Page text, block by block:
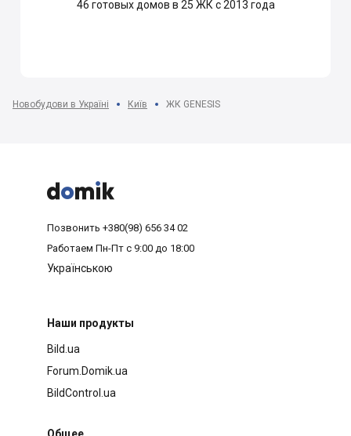
46 готовых домов в 25 ЖК с 2013 года
Новобудови в Україні Київ ЖК GENESIS



Позвонить +380(98) 656 34 02
Работаем Пн-Пт с 9:00 до 18:00
Українською
Наши продукты
Bild.ua
Forum.Domik.ua
BildControl.ua
Общее